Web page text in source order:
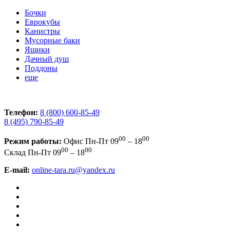
Бочки
Еврокубы
Канистры
Мусорные баки
Ящики
Дачный душ
Поддоны
еще
Телефон: 8 (800) 600-85-49
8 (495) 790-85-49
Режим работы: Офис Пн-Пт 0900 – 1800
Склад Пн-Пт 0900 – 1800
E-mail: online-tara.ru@yandex.ru